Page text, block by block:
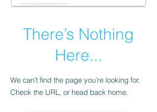
There’s Nothing
Here...
We can’t find the page you’re looking for.
Check the URL, or head back home.